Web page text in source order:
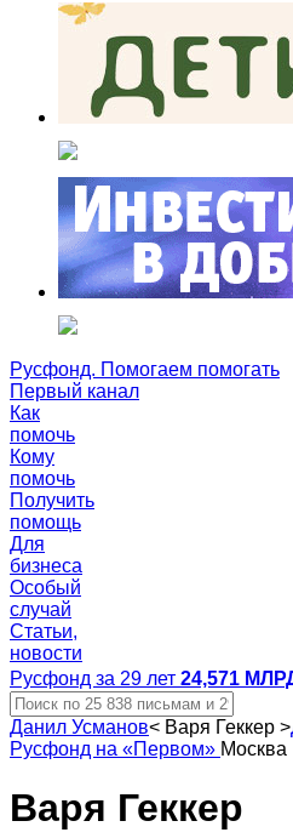
Русфонд. Помогаем помогать
Первый канал
Как
помочь
Кому
помочь
Получить
помощь
Для
бизнеса
Особый
случай
Статьи,
новости
Русфонд за 29 лет 24,571
Данил Усманов< Варя Геккер >
Русфонд на «Первом» Москва
Варя Геккер